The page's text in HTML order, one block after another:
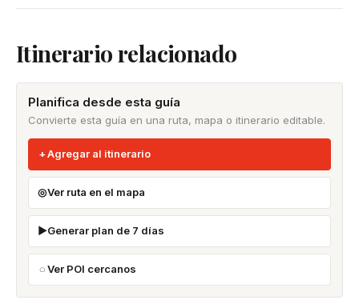
Itinerario relacionado
Planifica desde esta guía
Convierte esta guía en una ruta, mapa o itinerario editable.
Agregar al itinerario
Ver ruta en el mapa
Generar plan de 7 días
Ver POI cercanos